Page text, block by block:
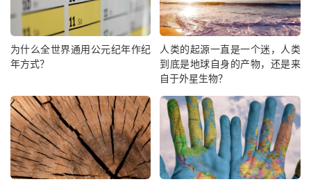
为什么全世界通用公元纪年作纪
年方式？
人类的起源一直是一个迷，人类
到底是地球自身的产物，还是来
自于外星生物？